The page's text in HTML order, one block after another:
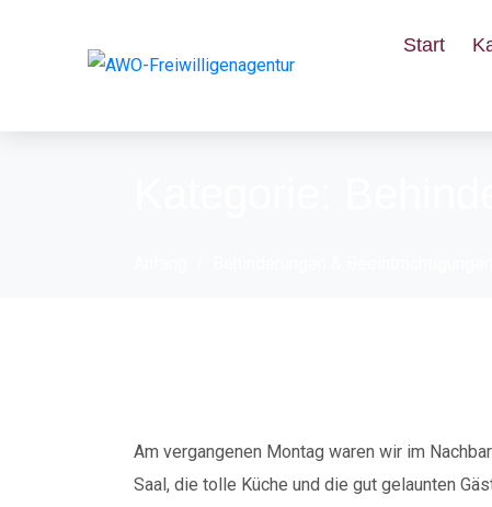
Start
Am vergangenen Montag waren wir im
Saal, die tolle Küche und die gut gelaunten